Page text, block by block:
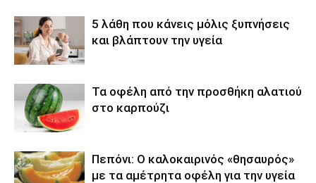
5 λάθη που κάνεις μόλις ξυπνήσεις
και βλάπτουν την υγεία
Τα οφέλη από την προσθήκη αλατιού
στο καρπούζι
Πεπόνι: Ο καλοκαιρινός «θησαυρός»
με τα αμέτρητα οφέλη για την υγεία